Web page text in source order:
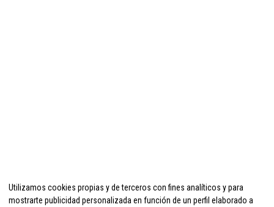
Utilizamos cookies propias y de terceros con fines analíticos y para
mostrarte publicidad personalizada en función de un perfil elaborado a